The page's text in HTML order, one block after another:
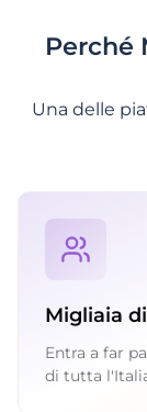
Perché
Una delle
Migliaia
Entra a far
di tutta